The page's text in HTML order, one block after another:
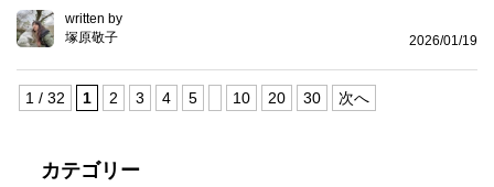
written by
塚原敬子
2026/01/19
1 / 32 1 2 3 4 5 10 20 30 次へ
カテゴリー